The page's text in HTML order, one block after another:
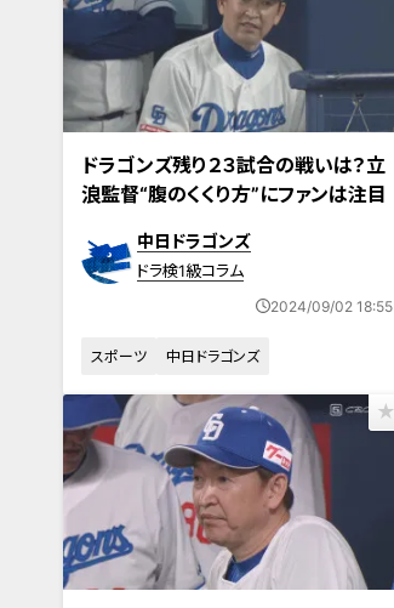
ドラゴンズ残り２３試合の戦いは？立
浪監督“腹のくくり方”にファンは注目
中日ドラゴンズ
ドラ検1級コラム
2024/09/02 18:55
スポーツ 中日ドラゴンズ